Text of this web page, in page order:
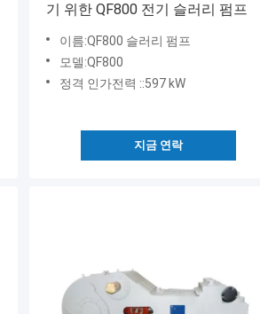
기 위한 QF800 전기 슬러리 펌프
이름:QF800 슬러리 펌프
모델:QF800
정격 인가전력 ::597 kW
지금 연락